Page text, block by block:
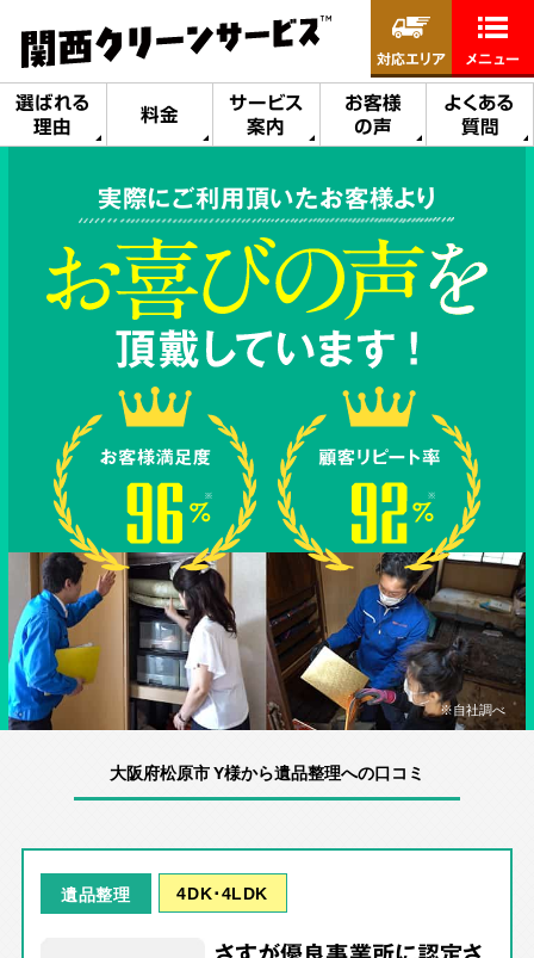
選ばれる
理由
料金
サービス
案内
お客様
の声
よくある
質問
対応エリア メニュー
実際にご利用頂いたお客様より
※自社調べ
大阪府松原市 Y様から遺品整理への口コミ
遺品整理 4DK･4LDK